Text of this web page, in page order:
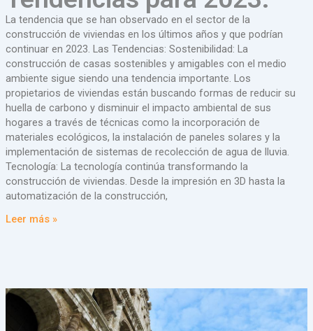
La tendencia que se han observado en el sector de la
construcción de viviendas en los últimos años y que podrían
continuar en 2023. Las Tendencias: Sostenibilidad: La
construcción de casas sostenibles y amigables con el medio
ambiente sigue siendo una tendencia importante. Los
propietarios de viviendas están buscando formas de reducir su
huella de carbono y disminuir el impacto ambiental de sus
hogares a través de técnicas como la incorporación de
materiales ecológicos, la instalación de paneles solares y la
implementación de sistemas de recolección de agua de lluvia.
Tecnología: La tecnología continúa transformando la
construcción de viviendas. Desde la impresión en 3D hasta la
automatización de la construcción,
Leer más »